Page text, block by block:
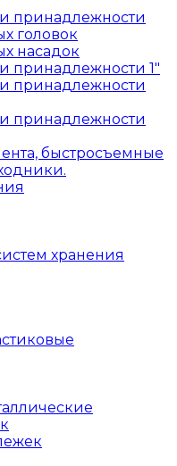
принадлежности
головок
насадок
принадлежности 1"
принадлежности
принадлежности
быстросъемные
хранения